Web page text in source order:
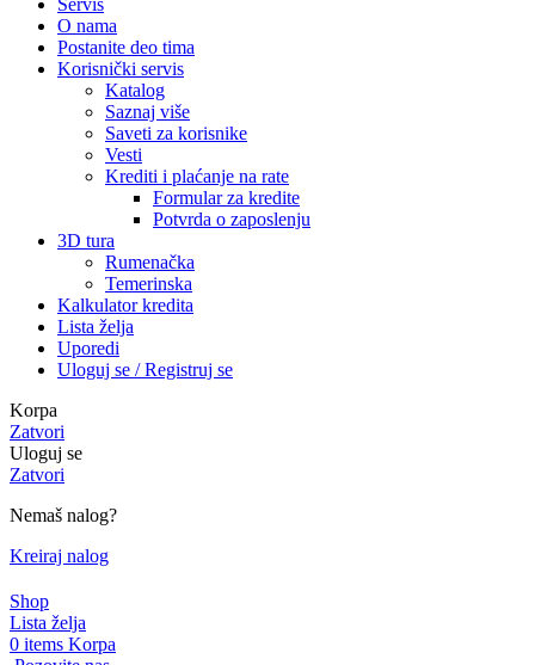
Servis
O nama
Postanite deo tima
Korisnički servis
Katalog
Saznaj više
Saveti za korisnike
Vesti
Krediti i plaćanje na rate
Formular za kredite
Potvrda o zaposlenju
3D tura
Rumenačka
Temerinska
Kalkulator kredita
Lista želja
Uporedi
Uloguj se / Registruj se
Korpa
Zatvori
Uloguj se
Zatvori
Nemaš nalog?
Kreiraj nalog
Shop
Lista želja
0 items Korpa